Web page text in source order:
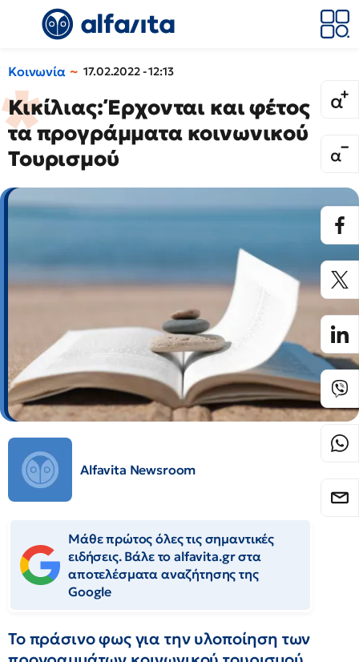
Κοινωνία 17.02.2022 - 12:13
Κικίλιας: Έρχονται και φέτος
τα προγράμματα κοινωνικού
Τουρισμού
Alfavita Newsroom
Μάθε πρώτος όλες τις σημαντικές
ειδήσεις. Βάλε το alfavita.gr στα
αποτελέσματα αναζήτησης της
Google
Το πράσινο φως για την υλοποίηση των